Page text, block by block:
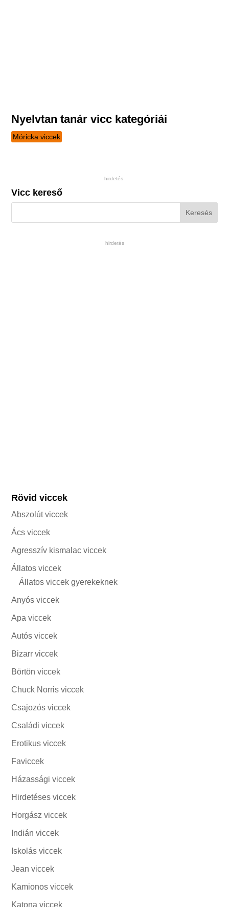
Nyelvtan tanár vicc kategóriái
Móricka viccek
hirdetés:
Vicc kereső
hirdetés
Rövid viccek
Abszolút viccek
Ács viccek
Agresszív kismalac viccek
Állatos viccek
Állatos viccek gyerekeknek
Anyós viccek
Apa viccek
Autós viccek
Bizarr viccek
Börtön viccek
Chuck Norris viccek
Csajozós viccek
Családi viccek
Erotikus viccek
Faviccek
Házassági viccek
Hirdetéses viccek
Horgász viccek
Indián viccek
Iskolás viccek
Jean viccek
Kamionos viccek
Katona viccek